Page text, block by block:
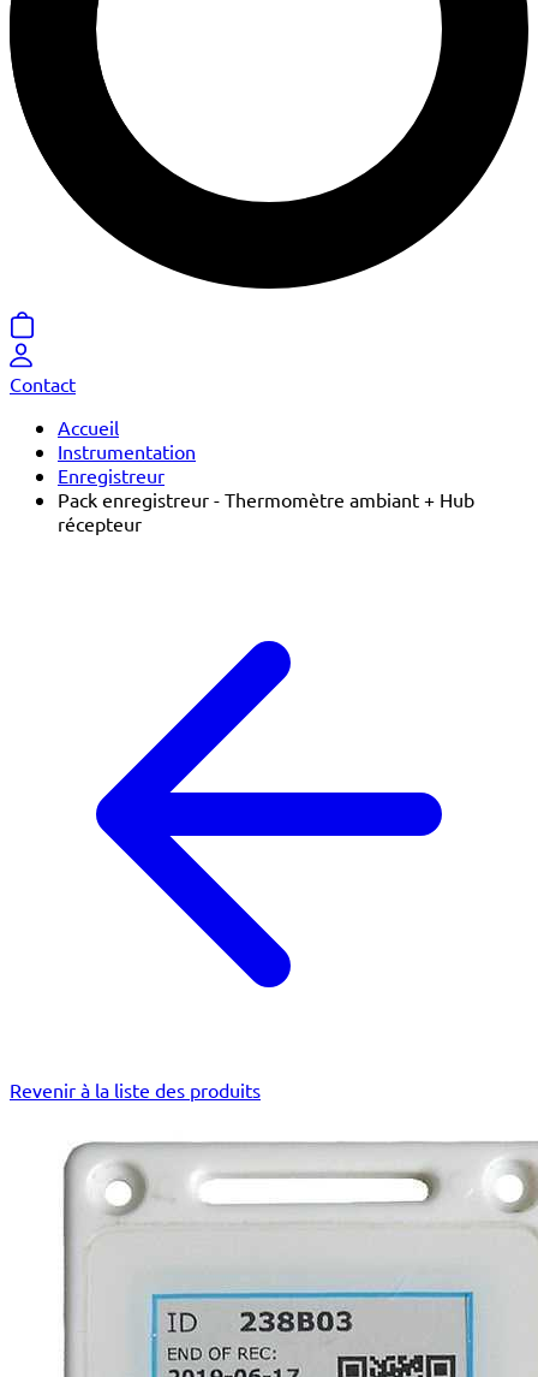
Contact
Accueil
Instrumentation
Enregistreur
Pack enregistreur - Thermomètre ambiant + Hub
récepteur
Revenir à la liste des produits